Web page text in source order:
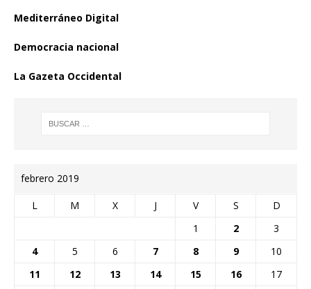
Mediterráneo Digital
Democracia nacional
La Gazeta Occidental
febrero 2019
L M X J V S D
1 2
3
4
5 6 7 8 9
10
11
12 13 14 15 16
17